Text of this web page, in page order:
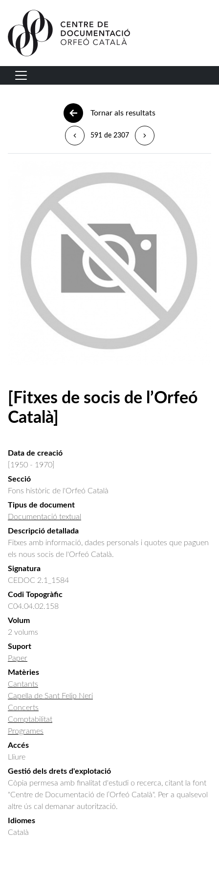
Vés al contingut
Navegació principal
Tornar als resultats
591 de 2307
[Fitxes de socis de l’Orfeó
Català]
Data de creació
[1950 - 1970]
Secció
Fons històric de l'Orfeó Català
Tipus de document
Documentació textual
Descripció detallada
Fitxes amb informació, dades personals i quotes que paguen
els nous socis de l'Orfeó Català.
Signatura
CEDOC 2.1_1584
Codi Topogràfic
C04.04.02.158
Volum
2 volums
Suport
Paper
Matèries
Cantants
Capella de Sant Felip Neri
Concerts
Comptabilitat
Programes
Accés
Lliure
Gestió dels drets d'explotació
Còpia permesa amb finalitat d'estudi o recerca, citant la font
"Centre de Documentació de l’Orfeó Català". Per a qualsevol
altre ús cal demanar autorització.
Idiomes
Català